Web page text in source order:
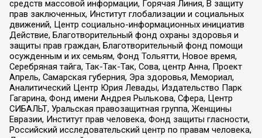
средств массовой информации, Горячая Линия, В защиту
прав заключенных, Институт глобализации и социальных
движений, Центр социально-информационных инициатив
Действие, Благотворительный фонд охраны здоровья и
защиты прав граждан, Благотворительный фонд помощи
осужденным и их семьям, Фонд Тольятти, Новое время,
Серебряная тайга, Так-Так-Так, Сова, центр Анна, Проект
Апрель, Самарская губерния, Эра здоровья, Мемориал,
Аналитический Центр Юрия Левады, Издательство Парк
Гагарина, Фонд имени Андрея Рылькова, Сфера, Центр
СИБАЛЬТ, Уральская правозащитная группа, Женщины
Евразии, Институт прав человека, Фонд защиты гласности,
Российский исследовательский центр по правам человека,